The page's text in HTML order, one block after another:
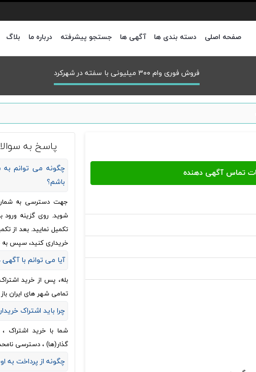
صفحه اصلی دسته بندی ها آگهی ها جستجو پیشرفته درباره ما بلاگ
فروش فوری وام ۳۰۰ میلیونی با سفته در شهركرد
پاسخ به
چگونه می توانم
باشم؟
جهت دسترسی به
شوید. روی گزینه ورود
تکمیل نمایید. بعد از
خریداری کنید، سپس
آیا می توانم با آگهی
بله، پس از خرید
تمامی شهر های ایران
چرا باید اشتراک
شما با خرید اشتراک
گذار(ها) ، دسترسی
چگونه از پرداخت